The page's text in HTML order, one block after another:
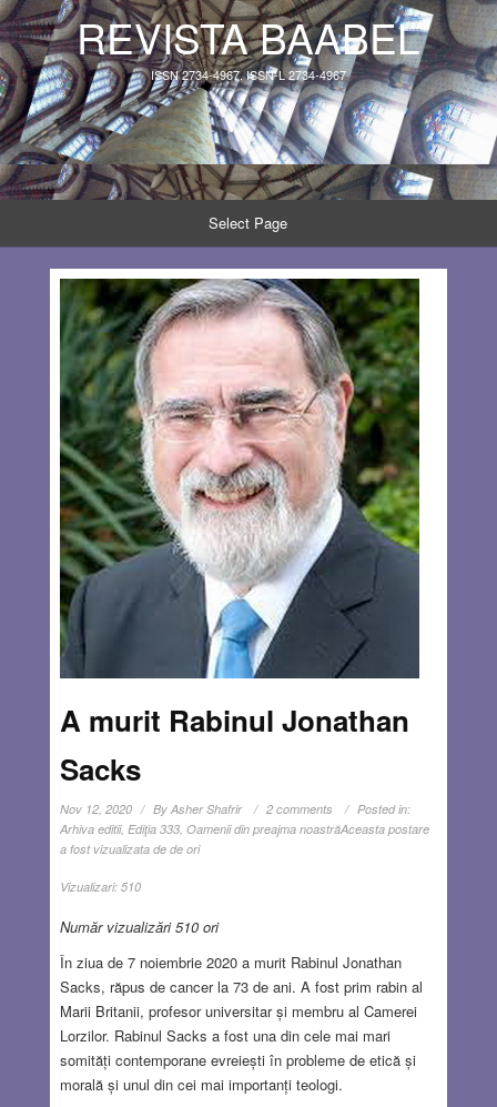
REVISTA BAABEL
ISSN 2734-4967, ISSN-L 2734-4967
Select Page
A murit Rabinul Jonathan
Sacks
Nov 12, 2020 By Asher Shafrir 2 comments
Posted in:
Arhiva editii, Ediţia 333, Oamenii din preajma noastrăAceasta postare
a fost vizualizata de de ori
Vizualizari: 510
Număr vizualizări 510 ori
În ziua de 7 noiembrie 2020 a murit Rabinul Jonathan
Sacks, răpus de cancer la 73 de ani. A fost prim rabin al
Marii Britanii, profesor universitar și membru al Camerei
Lorzilor. Rabinul Sacks a fost una din cele mai mari
somități contemporane evreiești în probleme de etică și
morală și unul din cei mai importanți teologi.